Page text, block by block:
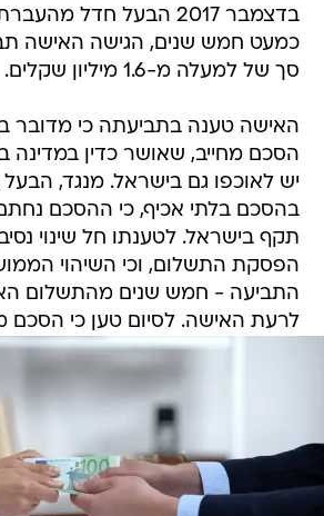
בדצמבר 2017 הבעל חדל
כמעט חמש שנים, הגישה האישה
סך של למעלה מ-1.6 מיליון שקלים.
האישה טענה בתביעתה כי מדובר
הסכם מחייב, שאושר כדין במדינה
יש לאוכפו גם בישראל. מנגד, הבעל
בהסכם בלתי אכיף, כי ההסכם נחתם
תקף בישראל. לטענתו חל שינוי
הפסקת התשלום, וכי השיהוי
התביעה - חמש שנים מהתשלום
לרעת האישה. לסיום טען כי הסכם